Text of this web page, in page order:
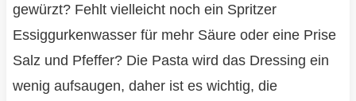
gewürzt? Fehlt vielleicht noch ein Spritzer
Essiggurkenwasser für mehr Säure oder eine Prise
Salz und Pfeffer? Die Pasta wird das Dressing ein
wenig aufsaugen, daher ist es wichtig, die